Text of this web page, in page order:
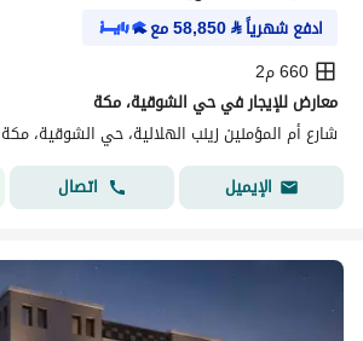
ادفع شهرياً⃁
58,850مع
660 م2
معارض للإيجار في حي الشوقية، مكة
شارع أم المؤمنين زينب الهلالية، حي الشوقية، مكة
الإيميل
اتصال